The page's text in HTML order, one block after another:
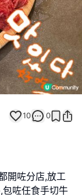
10 0
開咗分店,放工
咗任食手切牛